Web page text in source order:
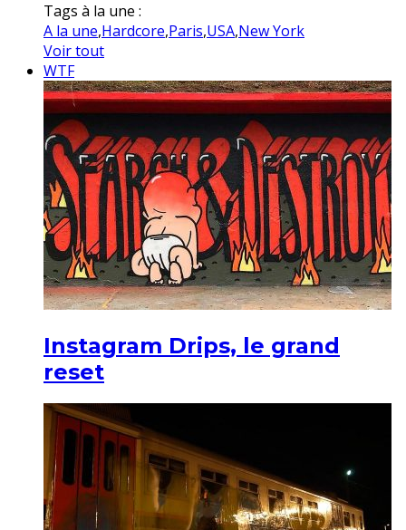
Tags à la une :
A la une,Hardcore,Paris,USA,New York
Voir tout
WTF
Instagram Drips, le grand
reset